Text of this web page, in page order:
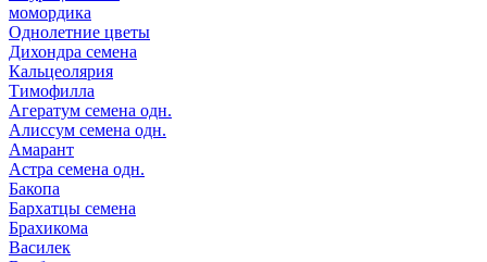
момордика
Однолетние цветы
Дихондра семена
Кальцеолярия
Тимофилла
Агератум семена одн.
Алиссум семена одн.
Амарант
Астра семена одн.
Бакопа
Бархатцы семена
Брахикома
Василек